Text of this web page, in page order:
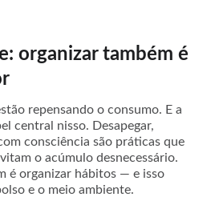
organizar também é
repensando o consumo. E a
central nisso. Desapegar,
consciência são práticas que
o acúmulo desnecessário.
é organizar hábitos — e isso
e o meio ambiente.